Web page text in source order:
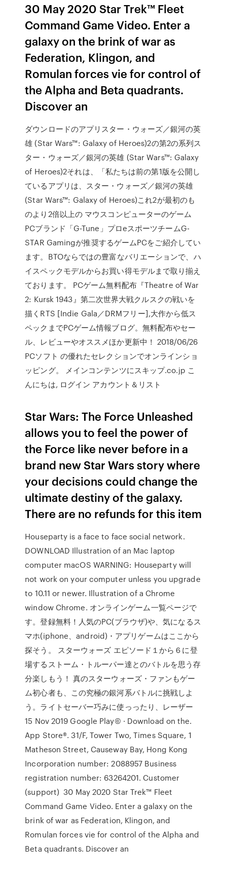
30 May 2020 Star Trek™ Fleet
Command Game Video. Enter a
galaxy on the brink of war as
Federation, Klingon, and
Romulan forces vie for control of
the Alpha and Beta quadrants.
Discover an
ダウンロードのアプリスター・ウォーズ／銀河の英
雄 (Star Wars™: Galaxy of Heroes)2の第2の系列ス
ター・ウォーズ／銀河の英雄 (Star Wars™: Galaxy
of Heroes)2それは、「私たちは前の第1版を公開し
ているアプリは、スター・ウォーズ／銀河の英雄
(Star Wars™: Galaxy of Heroes)これ2が最初のも
のより2倍以上の マウスコンピューターのゲーム
PCブランド「G-Tune」プロeスポーツチームG-
STAR Gamingが推奨するゲームPCをご紹介してい
ます。BTOならではの豊富なバリエーションで、ハ
イスペックモデルからお買い得モデルまで取り揃え
ております。 PCゲーム無料配布『Theatre of War
2: Kursk 1943』第二次世界大戦クルスクの戦いを
描くRTS [Indie Gala／DRMフリー],大作から低ス
ペックまでPCゲーム情報ブログ。無料配布やセー
ル、レビューやオススメほか更新中！ 2018/06/26
PCソフト の優れたセレクションでオンラインショ
ッピング。 メインコンテンツにスキップ.co.jp こ
んにちは, ログイン アカウント＆リスト
Star Wars: The Force Unleashed
allows you to feel the power of
the Force like never before in a
brand new Star Wars story where
your decisions could change the
ultimate destiny of the galaxy.
There are no refunds for this item
Houseparty is a face to face social network.
DOWNLOAD Illustration of an Mac laptop
computer macOS WARNING: Houseparty will
not work on your computer unless you upgrade
to 10.11 or newer. Illustration of a Chrome
window Chrome. オンラインゲーム一覧ページで
す。登録無料！人気のPC(ブラウザ)や、気になるス
マホ(iphone、android)・アプリゲームはここから
探そう。 スターウォーズ エピソード１から６に登
場するストーム・トルーパー達とのバトルを思う存
分楽しもう！ 真のスターウォーズ・ファンもゲー
ム初心者も、この究極の銀河系バトルに挑戦しよ
う。ライトセーバー巧みに使っったり、レーザー
15 Nov 2019 Google Play© · Download on the.
App Store®. 31/F, Tower Two, Times Square, 1
Matheson Street, Causeway Bay, Hong Kong
Incorporation number: 2088957 Business
registration number: 63264201. Customer
(support) 30 May 2020 Star Trek™ Fleet
Command Game Video. Enter a galaxy on the
brink of war as Federation, Klingon, and
Romulan forces vie for control of the Alpha and
Beta quadrants. Discover an